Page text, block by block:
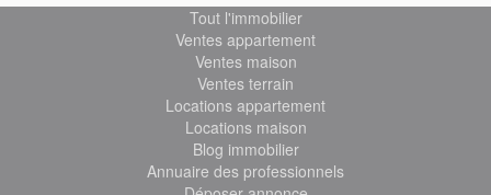
Tout l'immobilier
Ventes appartement
Ventes maison
Ventes terrain
Locations appartement
Locations maison
Blog immobilier
Annuaire des professionnels